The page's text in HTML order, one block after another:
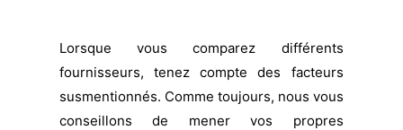
Lorsque vous comparez différents
fournisseurs, tenez compte des facteurs
susmentionnés. Comme toujours, nous vous
conseillons de mener vos propres